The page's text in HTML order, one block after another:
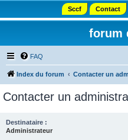
Sccf Contact
forum
FAQ
Index du forum Contacter un
Contacter un
Destinataire :
Administrateur